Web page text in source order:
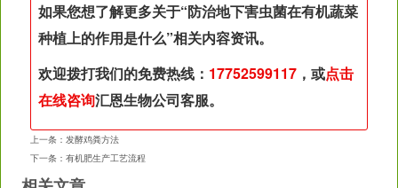
如果您想了解更多关于“防治地下害虫菌在有机蔬菜
种植上的作用是什么”相关内容资讯。
欢迎拨打我们的免费热线： 17752599117 ，或点击
在线咨询汇恩生物公司客服。
上一条：发酵鸡粪方法
下一条：有机肥生产工艺流程